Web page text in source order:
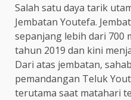
Salah satu daya tarik
Jembatan Youtefa.
sepanjang lebih dari 700
tahun 2019 dan kini
Dari atas jembatan,
pemandangan Teluk
terutama saat matahari